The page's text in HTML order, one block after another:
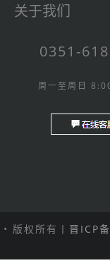
关于我们
0351-
周一至周日
• 版权所有丨 晋ICP